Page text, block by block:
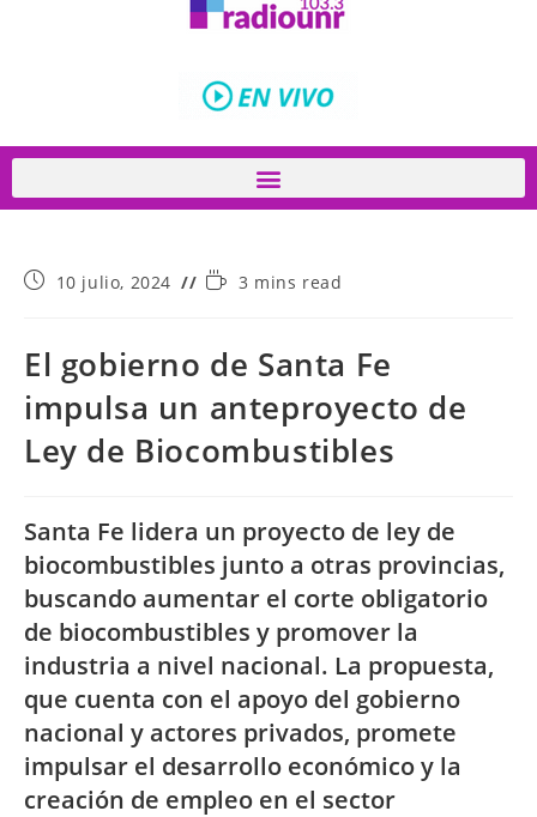
10 julio, 2024 3 mins read
El gobierno de Santa Fe
impulsa un anteproyecto de
Ley de Biocombustibles
Santa Fe lidera un proyecto de ley de
biocombustibles junto a otras provincias,
buscando aumentar el corte obligatorio
de biocombustibles y promover la
industria a nivel nacional. La propuesta,
que cuenta con el apoyo del gobierno
nacional y actores privados, promete
impulsar el desarrollo económico y la
creación de empleo en el sector